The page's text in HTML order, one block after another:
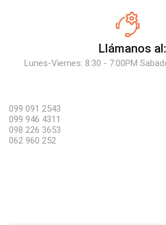
Llámanos al:
Lunes-Viernes: 8:30 - 7:00PM
099 091 2543
099 946 4311
098 226 3653
062 960 252